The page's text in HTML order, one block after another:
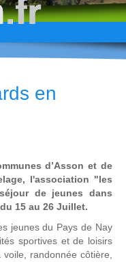
en
d’Asson et de
l'association "les
de jeunes dans
15 au 26 Juillet.
jeunes du Pays de Nay
sportives et de loisirs
randonnée côtière,